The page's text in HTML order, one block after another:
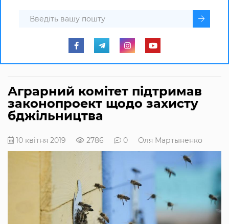
Аграрний комітет підтримав
законопроект щодо захисту
бджільництва
10 квітня 2019 2786 0 Оля Мартыненко